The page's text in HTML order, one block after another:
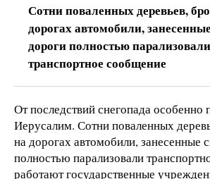
Сотни поваленных деревьев,
дорогах автомобили,
дороги полностью парализовали
транспортное сообщение
От последствий снегопада особенно
Иерусалим. Сотни поваленных
на дорогах автомобили, занесенные
полностью парализовали
работают государственные